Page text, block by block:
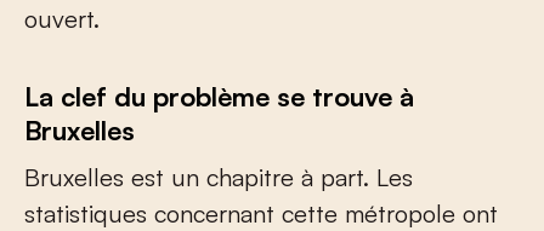
ouvert.
La clef du problème se trouve à
Bruxelles
Bruxelles est un chapitre à part. Les
statistiques concernant cette métropole ont